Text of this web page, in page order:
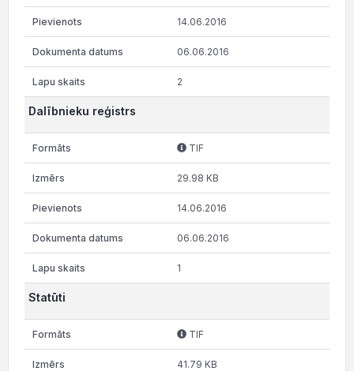
14.06.2016
06.06.2016
2
Dalībnieku reģistrs
TIF
29.98 KB
14.06.2016
06.06.2016
1
Statūti
TIF
41.79 KB